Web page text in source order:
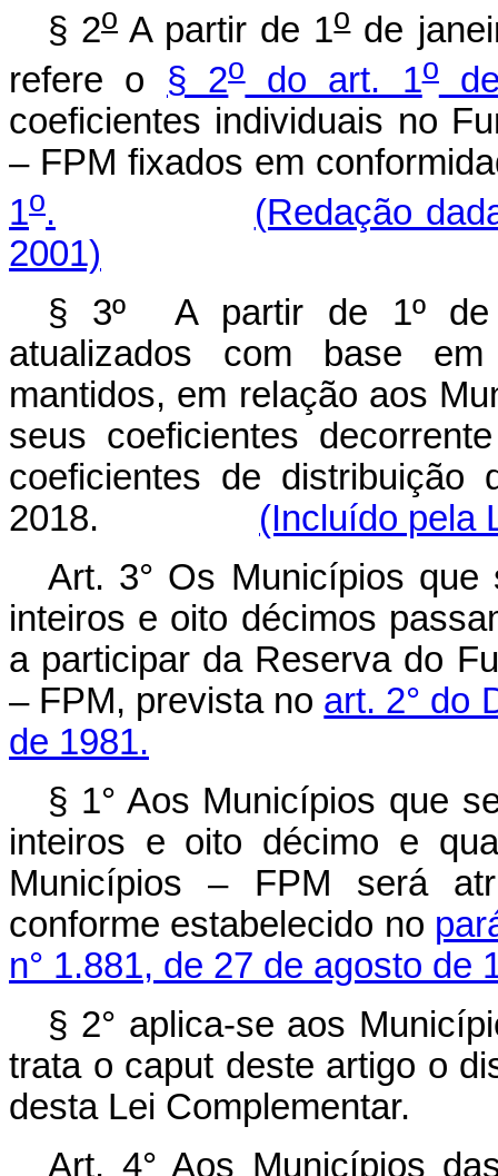
§ 2o A partir de 1ode
refere o § 2odo art. 1o
coeficientes individuais no
– FPM fixados em
1o.
(Redação
2001)
§ 3º A partir de 1º de
atualizados com base
mantidos, em relação aos
seus coeficientes
coeficientes de
2018. (Incluído pela
Art. 3° Os Municípios que
inteiros e oito décimos
a participar da Reserva do
– FPM, prevista no art. 2° do
de 1981.
§ 1° Aos Municípios que
inteiros e oito décimo e
Municípios – FPM será
conforme estabelecido no
n° 1.881, de 27 de agosto de
§ 2° aplica-se aos
trata o caput deste artigo o
desta Lei Complementar.
Art. 4° Aos Municípios